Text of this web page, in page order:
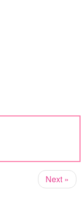
Next »